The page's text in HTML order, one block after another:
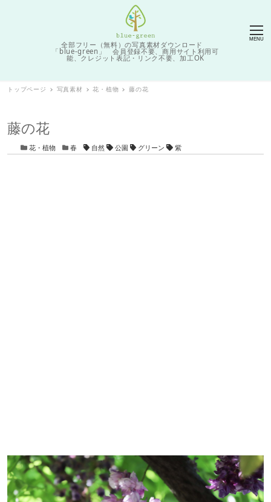
全部フリー（無料）の写真素材ダウンロード
「blue-green」 会員登録不要、商用サイト利用可
能、クレジット表記・リンク不要、加工OK
MENU
トップページ 写真素材 花・植物 藤の花
藤の花
カテゴリー
花・植物 カテゴリー
春 タグ自然 公園 グリーン 紫